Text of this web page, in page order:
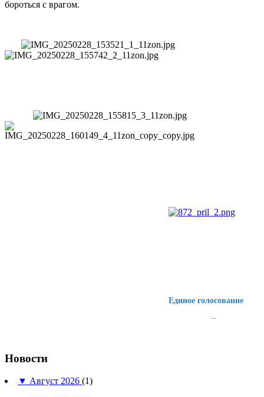
бороться с врагом.
Единое голосование
...
Новости
▼ Август 2026 (1)